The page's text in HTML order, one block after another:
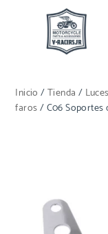
Inicio /Tienda /
faros/ C06 Soportes